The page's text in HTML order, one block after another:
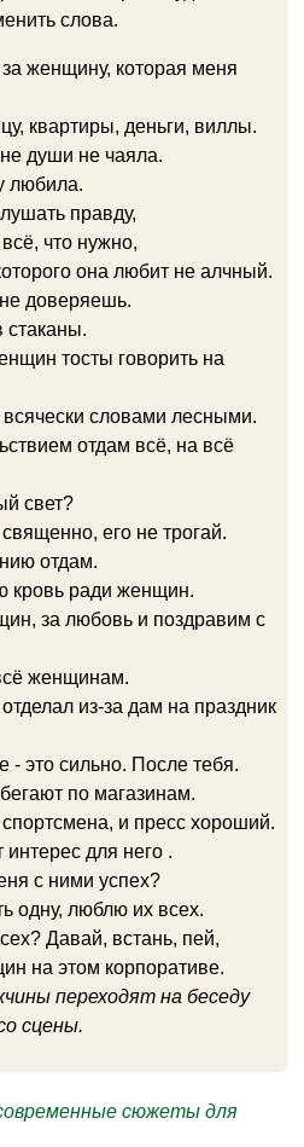
слова.
женщину, которая меня
квартиры, деньги, виллы.
души не чаяла.
любила.
правду,
что нужно,
она любит не алчный.
доверяешь.
стаканы.
тосты говорить на
словами лесными.
отдам всё, на всё
свет?
священно, его не трогай.
отдам.
кровь ради женщин.
за любовь и поздравим с
женщинам.
из-за дам на праздник
- это сильно. После тебя.
по магазинам.
и пресс хороший.
для него .
с ними успех?
одну, люблю их всех.
Давай, встань, пей,
на этом корпоративе.
переходят на беседу
сцены.
сюжеты для